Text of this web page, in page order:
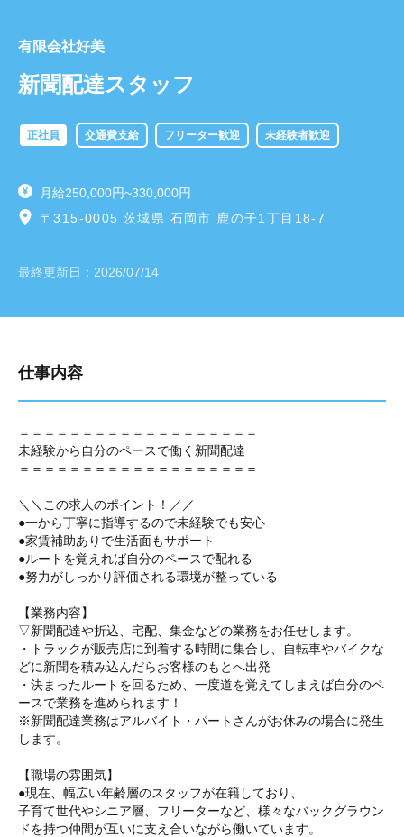
有限会社好美
新聞配達スタッフ
正社員 交通費支給 フリーター歓迎 未経験者歓迎
月給250,000円~330,000円
〒315-0005 茨城県 石岡市 鹿の子1丁目18-7
最終更新日： 2026/07/14
仕事内容
＝＝＝＝＝＝＝＝＝＝＝＝＝＝＝＝＝＝＝
未経験から自分のペースで働く新聞配達
＝＝＝＝＝＝＝＝＝＝＝＝＝＝＝＝＝＝＝
＼＼この求人のポイント！／／
●一から丁寧に指導するので未経験でも安心
●家賃補助ありで生活面もサポート
●ルートを覚えれば自分のペースで配れる
●努力がしっかり評価される環境が整っている
【業務内容】
▽新聞配達や折込、宅配、集金などの業務をお任せします。
・トラックが販売店に到着する時間に集合し、自転車やバイクな
どに新聞を積み込んだらお客様のもとへ出発
・決まったルートを回るため、一度道を覚えてしまえば自分のペ
ースで業務を進められます！
※新聞配達業務はアルバイト・パートさんがお休みの場合に発生
します。
【職場の雰囲気】
●現在、幅広い年齢層のスタッフが在籍しており、
子育て世代やシニア層、フリーターなど、様々なバックグラウン
ドを持つ仲間が互いに支え合いながら働いています。